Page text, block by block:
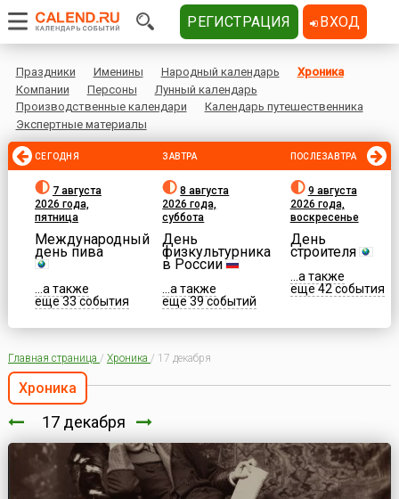
Праздники Именины Народный календарь
Хроника
Компании
Персоны
Лунный календарь
Производственные календари
Календарь путешественника
Экспертные материалы
СЕГОДНЯ
7 августа
2026 года,
пятница
Международный
день пива
...а также
еще 33 события
ЗАВТРА
8 августа
2026 года,
суббота
День
физкультурника
в России
...а также
еще 39 событий
ПОСЛЕЗАВТРА
9 августа
2026 года,
воскресенье
День
строителя
...а также
еще 42 события
Главная страница / Хроника / 17 декабря
Хроника
17 декабря
РЕГИСТРАЦИЯ ВХОД